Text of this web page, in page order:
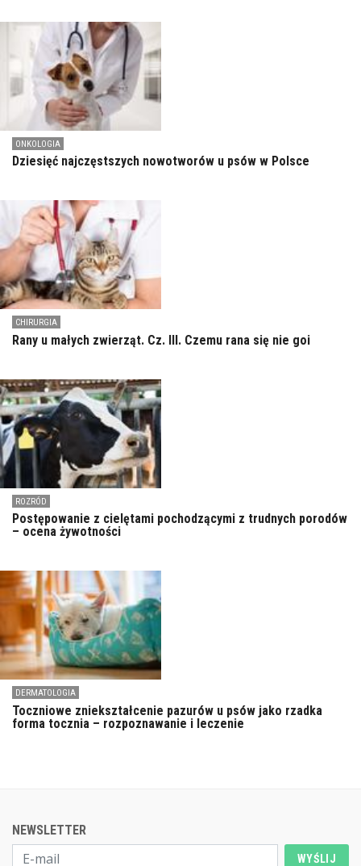
ONKOLOGIA
Dziesięć najczęstszych nowotworów u psów w Polsce
CHIRURGIA
Rany u małych zwierząt. Cz. III. Czemu rana się nie goi
ROZRÓD
Postępowanie z cielętami pochodzącymi z trudnych porodów
– ocena żywotności
DERMATOLOGIA
Toczniowe zniekształcenie pazurów u psów jako rzadka
forma tocznia – rozpoznawanie i leczenie
NEWSLETTER
WYŚLIJ